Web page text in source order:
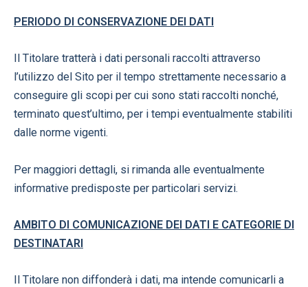
PERIODO DI CONSERVAZIONE DEI DATI
Il Titolare tratterà i dati personali raccolti attraverso
l’utilizzo del Sito per il tempo strettamente necessario a
conseguire gli scopi per cui sono stati raccolti nonché,
terminato quest’ultimo, per i tempi eventualmente stabiliti
dalle norme vigenti.
Per maggiori dettagli, si rimanda alle eventualmente
informative predisposte per particolari servizi.
AMBITO DI COMUNICAZIONE DEI DATI E CATEGORIE DI
DESTINATARI
Il Titolare non diffonderà i dati, ma intende comunicarli a